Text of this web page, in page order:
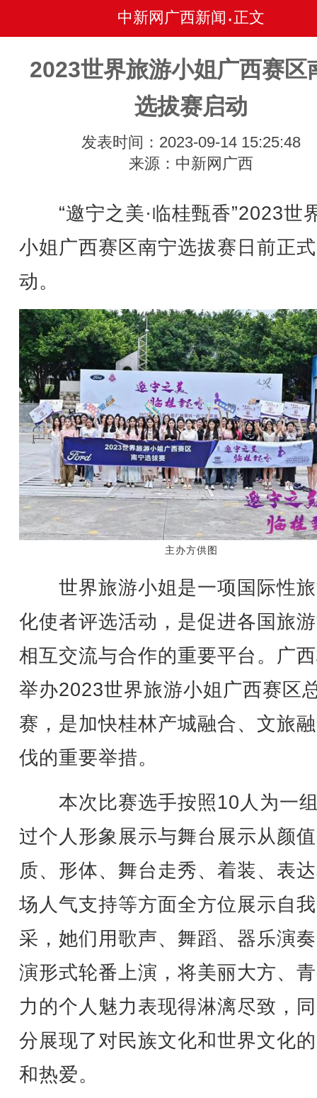
中新网广西新闻 • 正文
2023世界旅游小姐广西赛区
选拔赛启动
发表时间：2023-09-14 15:25:48
来源：中新网广西
“邀宁之美·临桂甄香”2023世
小姐广西赛区南宁选拔赛日前正
动。
主办方供图
世界旅游小姐是一项国际性
化使者评选活动，是促进各国旅
相互交流与合作的重要平台。广
举办2023世界旅游小姐广西赛区
赛，是加快桂林产城融合、文旅
伐的重要举措。
本次比赛选手按照10人为一
过个人形象展示与舞台展示从颜
质、形体、舞台走秀、着装、表
场人气支持等方面全方位展示自
采，她们用歌声、舞蹈、器乐演
演形式轮番上演，将美丽大方、
力的个人魅力表现得淋漓尽致，
分展现了对民族文化和世界文化
和热爱。